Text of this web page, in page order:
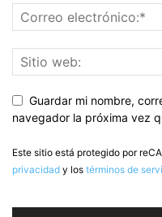
Guardar mi nombre,
navegador la próxima vez
Este sitio está protegido por
privacidad y los términos de